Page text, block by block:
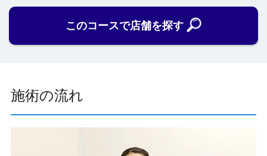
このコースで店舗を探す
施術の流れ